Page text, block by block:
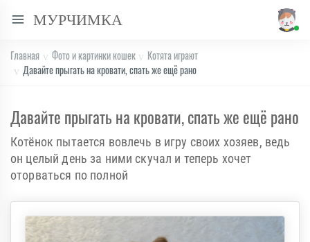
МУРЧИМКА
Главная Фото и картинки кошек
Котята играют
Давайте прыгать на кровати, спать же ещё рано
Давайте прыгать на кровати, спать же ещё рано
Котёнок пытается вовлечь в игру своих хозяев, ведь
он целый день за ними скучал и теперь хочет
оторваться по полной